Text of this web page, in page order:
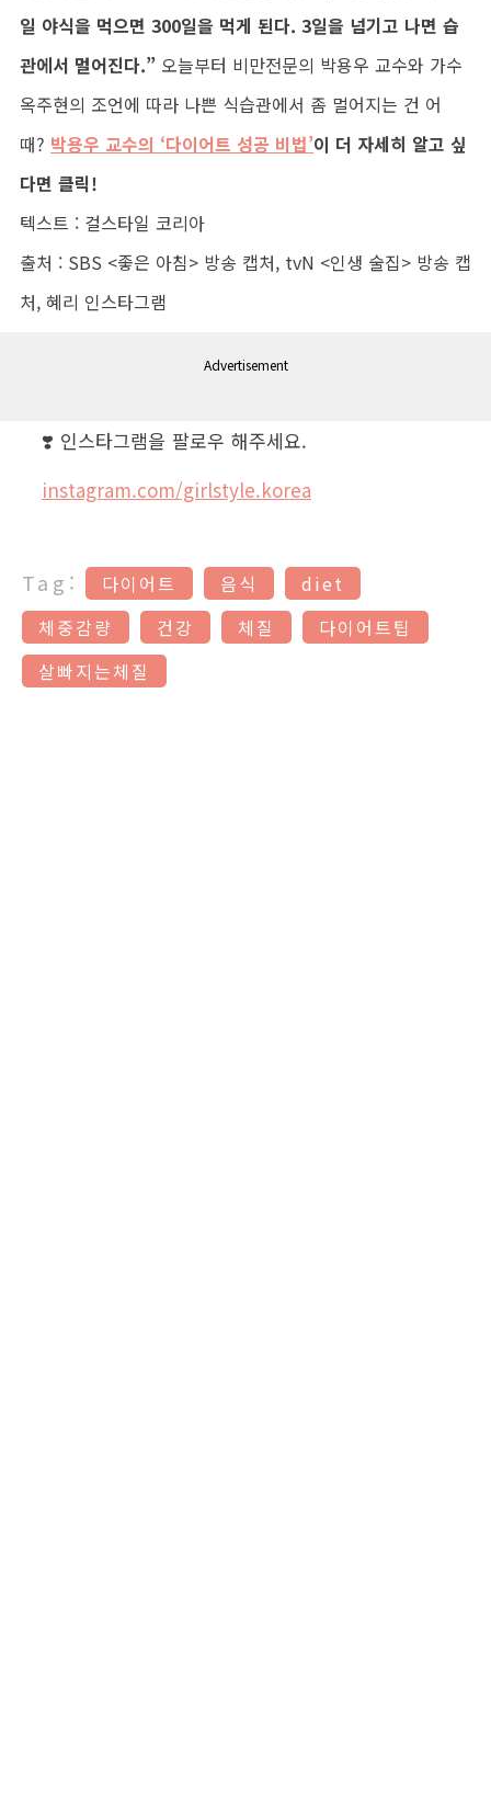
일 야식을 먹으면 300일을 먹게 된다. 3일을 넘기고 나면 습
관에서 멀어진다.” 오늘부터 비만전문의 박용우 교수와 가수
옥주현의 조언에 따라 나쁜 식습관에서 좀 멀어지는 건 어
때? 박용우 교수의 ‘다이어트 성공 비법’이 더 자세히 알고 싶
다면 클릭!
텍스트 : 걸스타일 코리아
출처 : SBS <좋은 아침> 방송 캡처, tvN <인생 술집> 방송 캡
처, 혜리 인스타그램
Advertisement
❣️ 인스타그램을 팔로우 해주세요.
instagram.com/girlstyle.korea
Tag: 다이어트 음식
diet
체중감량
건강 체질
다이어트팁
살빠지는체질